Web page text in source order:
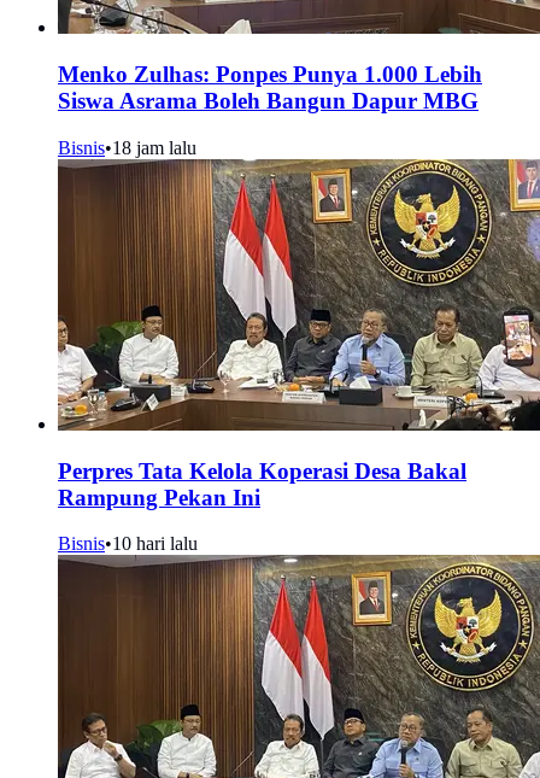
Menko Zulhas: Ponpes Punya 1.000 Lebih
Siswa Asrama Boleh Bangun Dapur MBG
Bisnis•18 jam lalu
Perpres Tata Kelola Koperasi Desa Bakal
Rampung Pekan Ini
Bisnis•10 hari lalu